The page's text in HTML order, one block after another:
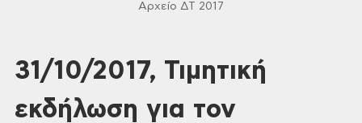
Αρχείο ΔΤ 2017
31/10/2017, Τιμητική
εκδήλωση για τον